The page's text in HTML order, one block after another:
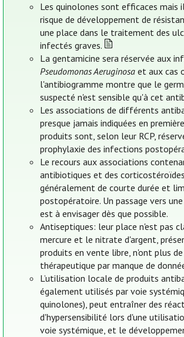
Les quinolones sont efficaces mais
risque de développement de
une place dans le traitement des
infectés graves.
La gentamicine sera réservée aux
Pseudomonas Aeruginosa et aux cas
l'antibiogramme montre que le
suspecté n'est sensible qu'à cet
Les associations de différents
presque jamais indiquées en
produits sont, selon leur RCP,
prophylaxie des infections
Le recours aux associations
antibiotiques et des
généralement de courte durée et
postopératoire. Un passage vers
est à envisager dès que possible.
Antiseptiques: leur place n'est pas
mercure et le nitrate d'argent,
produits en vente libre, n'ont plus
thérapeutique par manque de
L’utilisation locale de produits
également utilisés par voie
quinolones), peut entraîner des
d'hypersensibilité lors d'une
voie systémique, et le